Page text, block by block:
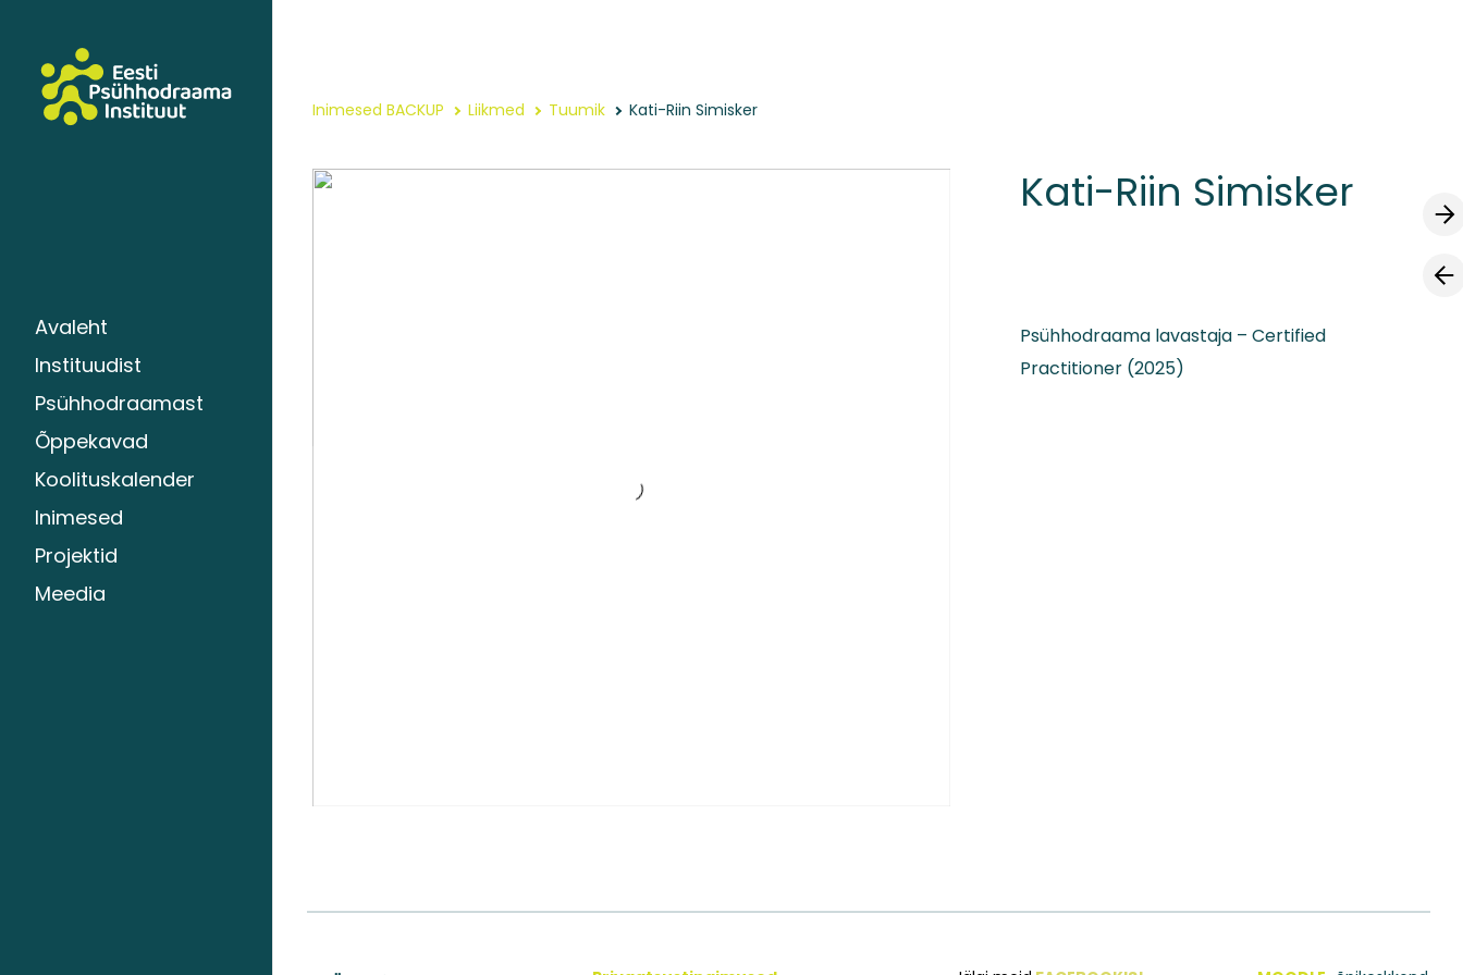
Avaleht
Instituudist
Psühhodraamast
Õppekavad
Koolituskalender
Inimesed
Projektid
Meedia
Inimesed BACKUP Liikmed Tuumik Kati-Riin Simisker
Kati-Riin Simisker
Psühhodraama lavastaja – Certified
Practitioner (2025)